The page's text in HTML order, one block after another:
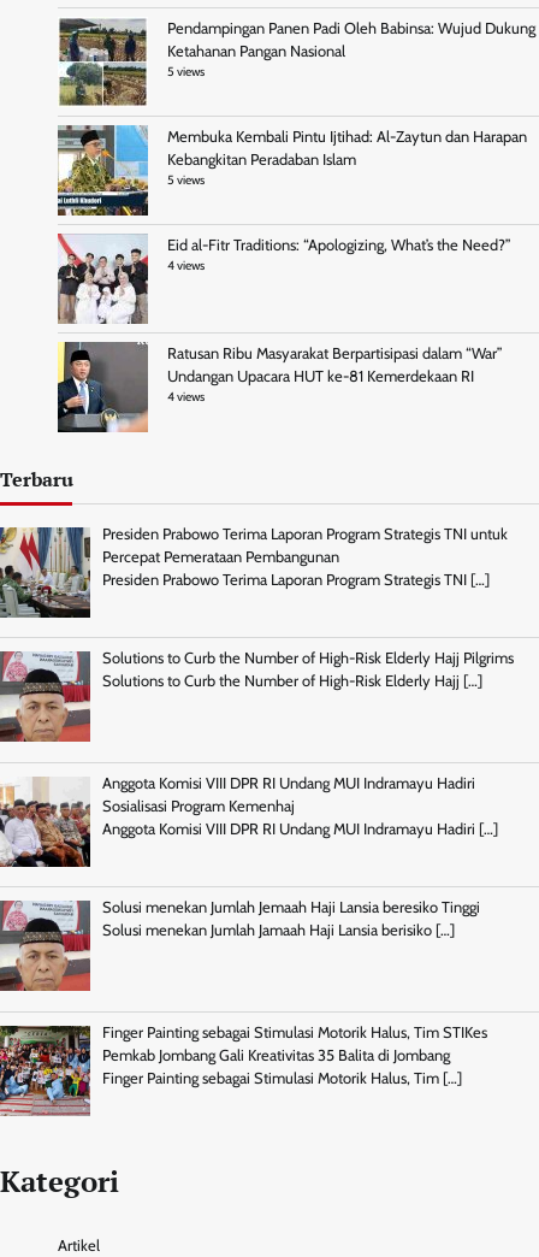
Pendampingan Panen Padi Oleh Babinsa: Wujud Dukung
Ketahanan Pangan Nasional
5 views
Membuka Kembali Pintu Ijtihad: Al-Zaytun dan Harapan
Kebangkitan Peradaban Islam
5 views
Eid al-Fitr Traditions: “Apologizing, What’s the Need?”
4 views
Ratusan Ribu Masyarakat Berpartisipasi dalam “War”
Undangan Upacara HUT ke-81 Kemerdekaan RI
4 views
Terbaru
Presiden Prabowo Terima Laporan Program Strategis TNI untuk
Percepat Pemerataan Pembangunan
Presiden Prabowo Terima Laporan Program Strategis TNI […]
Solutions to Curb the Number of High-Risk Elderly Hajj Pilgrims
Solutions to Curb the Number of High-Risk Elderly Hajj […]
Anggota Komisi VIII DPR RI Undang MUI Indramayu Hadiri
Sosialisasi Program Kemenhaj
Anggota Komisi VIII DPR RI Undang MUI Indramayu Hadiri […]
Solusi menekan Jumlah Jemaah Haji Lansia beresiko Tinggi
Solusi menekan Jumlah Jamaah Haji Lansia berisiko […]
Finger Painting sebagai Stimulasi Motorik Halus, Tim STIKes
Pemkab Jombang Gali Kreativitas 35 Balita di Jombang
Finger Painting sebagai Stimulasi Motorik Halus, Tim […]
Kategori
Artikel